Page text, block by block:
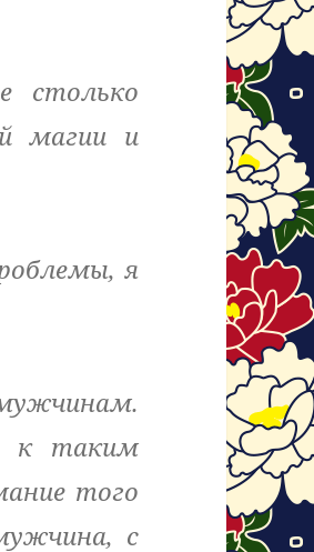
столько
магии и
я
к таким
того
с